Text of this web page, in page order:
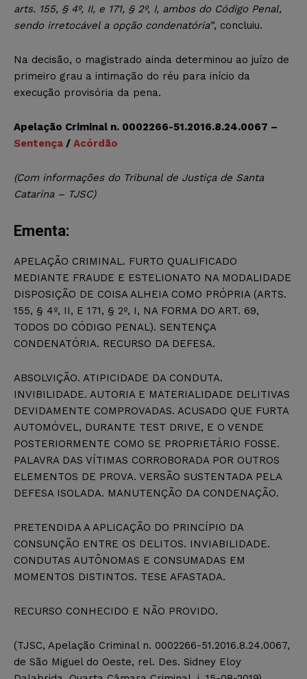
arts. 155, § 4º, II, e 171, § 2º, I, ambos do Código Penal,
sendo irretocável a opção condenatória”, concluiu.
Na decisão, o magistrado ainda determinou ao juízo de
primeiro grau a intimação do réu para início da
execução provisória da pena.
Apelação Criminal n. 0002266-51.2016.8.24.0067 –
Sentença / Acórdão
(Com informações do Tribunal de Justiça de Santa
Catarina – TJSC)
Ementa:
APELAÇÃO CRIMINAL. FURTO QUALIFICADO
MEDIANTE FRAUDE E ESTELIONATO NA MODALIDADE
DISPOSIÇÃO DE COISA ALHEIA COMO PRÓPRIA (ARTS.
155, § 4º, II, E 171, § 2º, I, NA FORMA DO ART. 69,
TODOS DO CÓDIGO PENAL). SENTENÇA
CONDENATÓRIA. RECURSO DA DEFESA.
ABSOLVIÇÃO. ATIPICIDADE DA CONDUTA.
INVIBILIDADE. AUTORIA E MATERIALIDADE DELITIVAS
DEVIDAMENTE COMPROVADAS. ACUSADO QUE FURTA
AUTOMÓVEL, DURANTE TEST DRIVE, E O VENDE
POSTERIORMENTE COMO SE PROPRIETÁRIO FOSSE.
PALAVRA DAS VÍTIMAS CORROBORADA POR OUTROS
ELEMENTOS DE PROVA. VERSÃO SUSTENTADA PELA
DEFESA ISOLADA. MANUTENÇÃO DA CONDENAÇÃO.
PRETENDIDA A APLICAÇÃO DO PRINCÍPIO DA
CONSUNÇÃO ENTRE OS DELITOS. INVIABILIDADE.
CONDUTAS AUTÔNOMAS E CONSUMADAS EM
MOMENTOS DISTINTOS. TESE AFASTADA.
RECURSO CONHECIDO E NÃO PROVIDO.
(TJSC, Apelação Criminal n. 0002266-51.2016.8.24.0067,
de São Miguel do Oeste, rel. Des. Sidney Eloy